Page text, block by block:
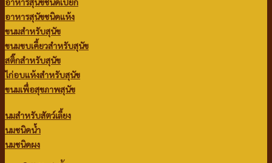
อาหารสุนัขชนิดแห้ง
ขนมสำหรับสุนัข
ขนมขบเคี้ยวสำหรับสุนัข
สติ๊กสำหรับสุนัข
ไก่อบแห้งสำหรับสุนัข
ขนมเพื่อสุขภาพสุนัข
นมสำหรับสัตว์เลี้ยง
นมชนิดน้ำ
นมชนิดผง